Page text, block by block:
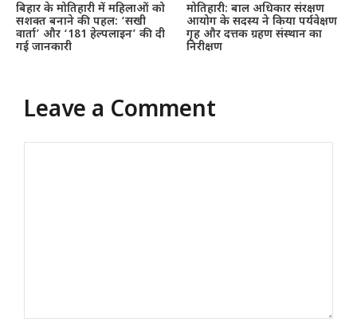
बिहार के मोतिहारी में महिलाओं को
सशक्त बनाने की पहल: ‘सखी
वार्ता’ और ‘181 हेल्पलाइन’ की दी
गई जानकारी
मोतिहारी: बाल अधिकार संरक्षण
आयोग के सदस्य ने किया पर्यवेक्षण
गृह और दत्तक ग्रहण संस्थान का
निरीक्षण
Leave a Comment